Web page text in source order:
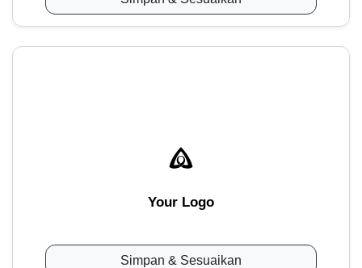
Your Logo
Simpan & Sesuaikan